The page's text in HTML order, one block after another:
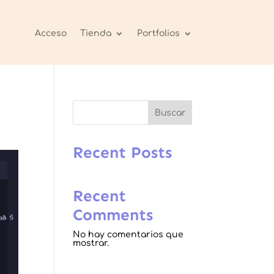
Acceso Tienda Portfolios
Buscar
Recent Posts
Recent
Comments
No hay comentarios que
mostrar.